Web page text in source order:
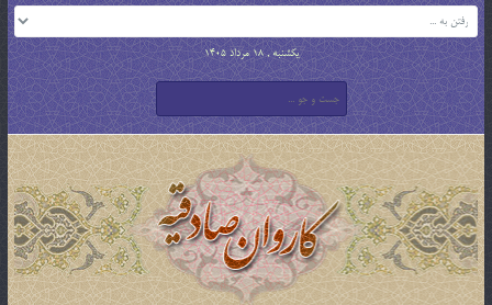
یکشنبه , 18 مرداد 1405